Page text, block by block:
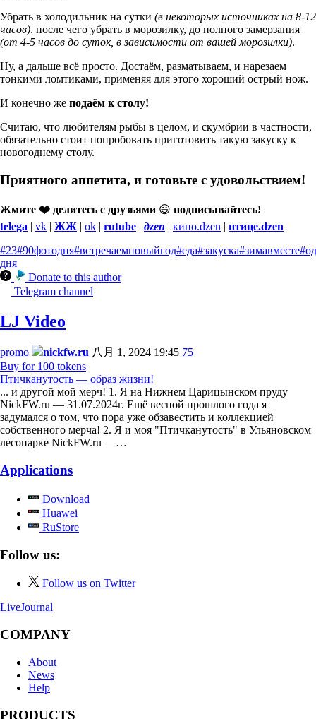
Убрать в холодильник на сутки (в некоторых источниках на 8-12
часов). после чего убрать в морозилку, до полного замерзания
(от 4-5 часов до суток, в зависимости от вашей морозилки).
Ну, а дальше всё просто. Достаём, разматываем, и нарезаем
тонкими ломтиками, применяя для этого хороший острый нож.
И конечно же подаём к столу!
Считаю, что любителям рыбы в целом, и скумбрии в частности,
обязательно стоит попробовать приготовить такую закуску к
новогоднему столу.
Приятного аппетита, и готовьте с удовольствием!
Жмите ❤️ делитесь с друзьями 😃 подписывайтесь!
telega | vk | ЖЖ | ok | rutube | дzen | кино.dzen | птице.dzen
#23#90фотодня#встречаемновыйгод#еда#закуска#зимавместе
дня
Donate to this author
Telegram channel
LJ Video
promo nickfw.ru 八月 1, 2024 19:45 75
Buy for 100 tokens
Птичканутость — образ жизни!
... и другой мой мерч! 1. Я на Нижнем Царицынском пруду
NickFW.ru — 31.07.2024г. Ещё весной прошлого года я
задумался о том, что пора уже обзавестить и коллекцией
собственного мерча! 2. Я и моя "Птичканутость" в Ульяновском
лесопарке NickFW.ru —…
Applications
Download
Huawei
RuStore
Follow us:
Follow us on Twitter
LiveJournal
COMPANY
About
News
Help
PRODUCTS